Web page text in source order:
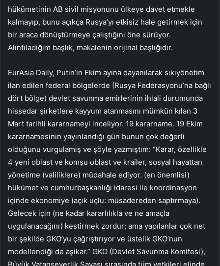
hükümetinin AB sivil misyonunu ülkeye davet etmekle
kalmayıp, bunu açıkça Rusya’yı etkisiz hale getirmek için
bir araca dönüştürmeye çalıştığını öne sürüyor.
Alıntıladığım başlık, makalenin orijinal başlığıdır.
EurAsia Daily, Putin’in Ekim ayına dayanılarak sıkıyönetim
ilan edilen federal bölgelerde (Rusya Federasyonu’na bağlı
dört bölge) devlet savunma emirlerinin ihlali durumunda
hissedar şirketlere kayyum atanmasını mümkün kılan 3
Mart tarihli kararnameyi inceliyor. 19 kararname. 19 Ekim
kararnamesinin yayınlandığı gün bunun çok değerli
olduğunu vurgulamış ve şöyle yazmıştım: “Karar, özellikle
4 yeni oblast ve komşu oblast ve krailer, sosyal hayattan
yönetime (valiliklere) müdahale ediyor. (en önemlisi)
hükümet ve cumhurbaşkanlığı idaresi ile koordinasyon
içinde ekonomiye (açık uçlu: müsadereden saptırmaya).
Gelecek için (ne kadar kararlılıkla ve ne amaçla
uygulanacağını) kestirmek zordur; ama yapılanlar çok net
bir şekilde GKO’yu çağrıştırıyor ve üstelik GKO’nun
modellendiği de aşikar.” GKO (Devlet Savunma Komitesi),
Büyük Vatanseverlik Savaşı sırasında tüm yetkileri elinde